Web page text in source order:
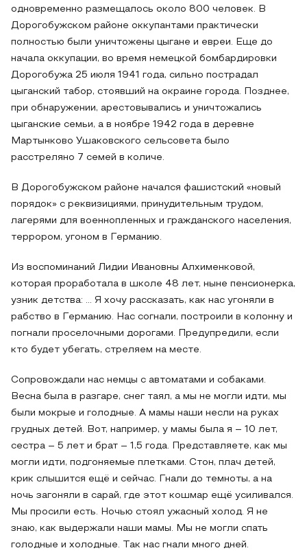
одновременно размещалось около 800 человек. В
Дорогобужском районе оккупантами практически
полностью были уничтожены цыгане и евреи. Еще до
начала оккупации, во время немецкой бомбардировки
Дорогобужа 25 июля 1941 года, сильно пострадал
цыганский табор, стоявший на окраине города. Позднее,
при обнаружении, арестовывались и уничтожались
цыганские семьи, а в ноябре 1942 года в деревне
Мартынково Ушаковского сельсовета было
расстреляно 7 семей в количе.
В Дорогобужском районе начался фашистский «новый
порядок» с реквизициями, принудительным трудом,
лагерями для военнопленных и гражданского населения,
террором, угоном в Германию.
Из воспоминаний Лидии Ивановны Алхименковой,
которая проработала в школе 48 лет, ныне пенсионерка,
узник детства: … Я хочу рассказать, как нас угоняли в
рабство в Германию. Нас согнали, построили в колонну и
погнали проселочными дорогами. Предупредили, если
кто будет убегать, стреляем на месте.
Сопровождали нас немцы с автоматами и собаками.
Весна была в разгаре, снег таял, а мы не могли идти, мы
были мокрые и голодные. А мамы наши несли на руках
грудных детей. Вот, например, у мамы была я – 10 лет,
сестра – 5 лет и брат – 1,5 года. Представляете, как мы
могли идти, подгоняемые плетками. Стон, плач детей,
крик слышится ещё и сейчас. Гнали до темноты, а на
ночь загоняли в сарай, где этот кошмар ещё усиливался.
Мы просили есть. Ночью стоял ужасный холод. Я не
знаю, как выдержали наши мамы. Мы не могли спать
голодные и холодные. Так нас гнали много дней.